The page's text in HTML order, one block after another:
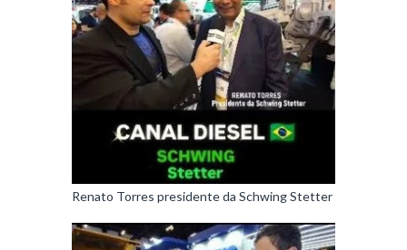
Renato Torres presidente da Schwing Stetter